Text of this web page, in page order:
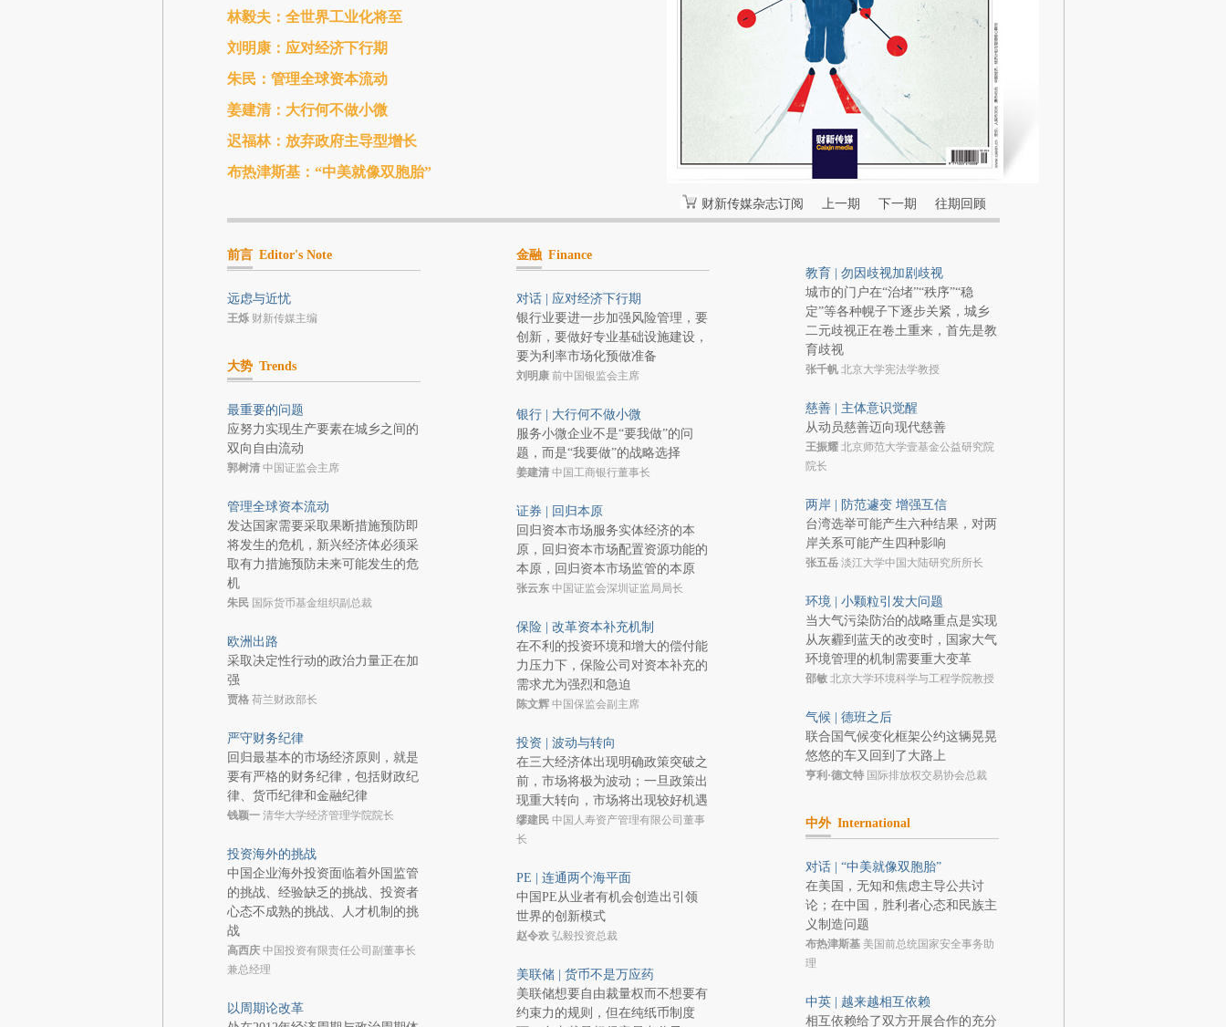
林毅夫：全世界工业化将至
刘明康：应对经济下行期
朱民：管理全球资本流动
姜建清：大行何不做小微
迟福林：放弃政府主导型增长
布热津斯基：“中美就像双胞胎”
财新传媒杂志订阅 上一期 下一期 往期回顾
前言 Editor's Note
远虑与近忧
王烁财新传媒主编
大势 Trends
最重要的问题
应努力实现生产要素在城乡之间的
双向自由流动
郭树清中国证监会主席
管理全球资本流动
发达国家需要采取果断措施预防即
将发生的危机，新兴经济体必须采
取有力措施预防未来可能发生的危
机
朱民国际货币基金组织副总裁
欧洲出路
采取决定性行动的政治力量正在加
强
贾格荷兰财政部长
严守财务纪律
回归最基本的市场经济原则，就是
要有严格的财务纪律，包括财政纪
律、货币纪律和金融纪律
钱颖一清华大学经济管理学院院长
投资海外的挑战
中国企业海外投资面临着外国监管
的挑战、经验缺乏的挑战、投资者
心态不成熟的挑战、人才机制的挑
战
高西庆中国投资有限责任公司副董事长
兼总经理
以周期论改革
金融 Finance
对话 | 应对经济下行期
银行业要进一步加强风险管理，要
创新，要做好专业基础设施建设，
要为利率市场化预做准备
刘明康前中国银监会主席
银行 | 大行何不做小微
服务小微企业不是“要我做”的问
题，而是“我要做”的战略选择
姜建清中国工商银行董事长
证券 | 回归本原
回归资本市场服务实体经济的本
原，回归资本市场配置资源功能的
本原，回归资本市场监管的本原
张云东中国证监会深圳证监局局长
保险 | 改革资本补充机制
在不利的投资环境和增大的偿付能
力压力下，保险公司对资本补充的
需求尤为强烈和急迫
陈文辉中国保监会副主席
投资 | 波动与转向
在三大经济体出现明确政策突破之
前，市场将极为波动；一旦政策出
现重大转向，市场将出现较好机遇
缪建民中国人寿资产管理有限公司董事
长
PE | 连通两个海平面
中国PE从业者有机会创造出引领
世界的创新模式
赵令欢 弘毅投资总裁
美联储 | 货币不是万应药
美联储想要自由裁量权而不想要有
约束力的规则，但在纯纸币制度
教育 | 勿因歧视加剧歧视
城市的门户在“治堵”“秩序”“稳
定”等各种幌子下逐步关紧，城乡
二元歧视正在卷土重来，首先是教
育歧视
张千帆北京大学宪法学教授
慈善 | 主体意识觉醒
从动员慈善迈向现代慈善
王振耀北京师范大学壹基金公益研究院
院长
两岸 | 防范遽变 增强互信
台湾选举可能产生六种结果，对两
岸关系可能产生四种影响
张五岳淡江大学中国大陆研究所所长
环境 | 小颗粒引发大问题
当大气污染防治的战略重点是实现
从灰霾到蓝天的改变时，国家大气
环境管理的机制需要重大变革
邵敏北京大学环境科学与工程学院教授
气候 | 德班之后
联合国气候变化框架公约这辆晃晃
悠悠的车又回到了大路上
亨利·德文特国际排放权交易协会总裁
中外 International
对话 | “中美就像双胞胎”
在美国，无知和焦虑主导公共讨
论；在中国，胜利者心态和民族主
义制造问题
布热津斯基美国前总统国家安全事务助
理
中英 | 越来越相互依赖
相互依赖给了双方开展合作的充分